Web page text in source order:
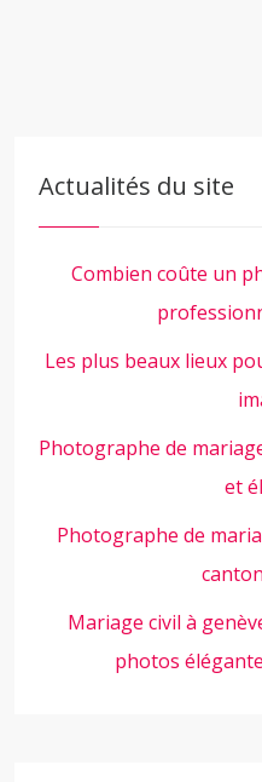
Actualités du site
Combien coûte un
Les plus beaux lieux
Photographe de
et
Photographe de
Mariage civil à
photos